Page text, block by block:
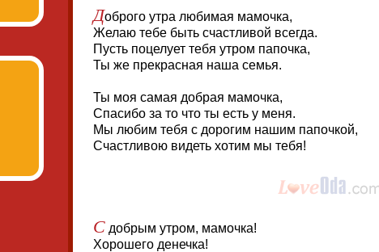
Доброго утра любимая мамочка,
Желаю тебе быть счастливой всегда.
Пусть поцелует тебя утром папочка,
Ты же прекрасная наша семья.
Ты моя самая добрая мамочка,
Спасибо за то что ты есть у меня.
Мы любим тебя с дорогим нашим папочкой,
Счастливою видеть хотим мы тебя!
С добрым утром, мамочка!
Хорошего денечка!